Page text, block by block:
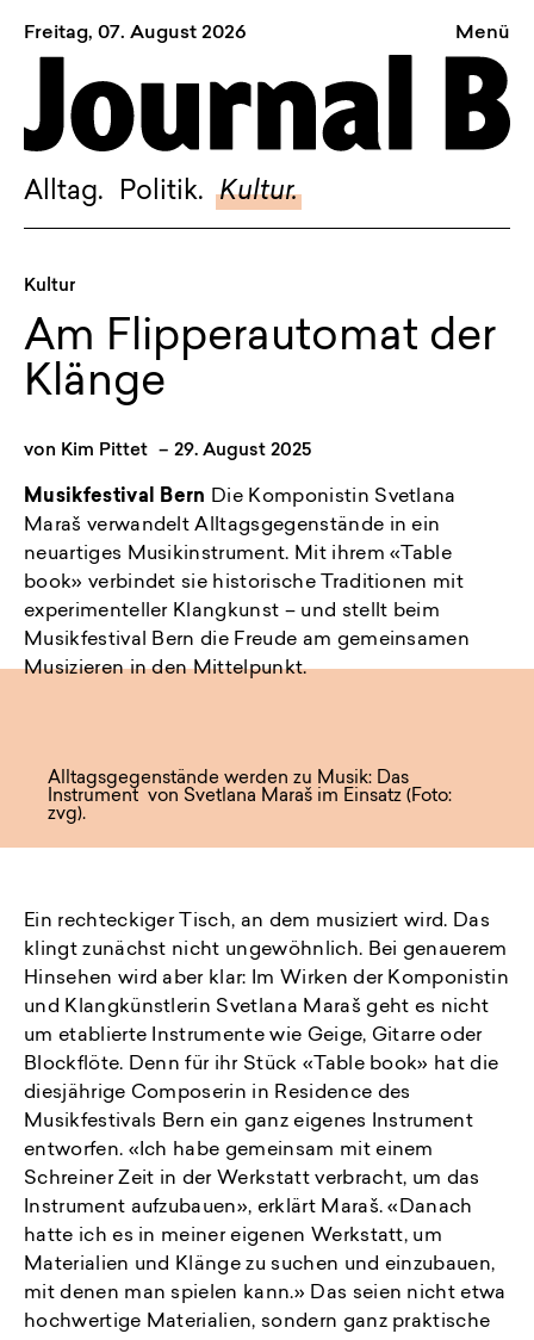
Freitag, 07. August 2026
Alltag. Politik. Kultur.
Menü
Sagt, was Bern bewegt
Alltag.
Politik.
Kultur.
Dossier.
INSTAGRAM
Kultur
Am Flipperautomat der
Klänge
von Kim Pittet – 29. August 2025
Musikfestival Bern Die Komponistin Svetlana
Maraš verwandelt Alltagsgegenstände in ein
neuartiges Musikinstrument. Mit ihrem «Table
book» verbindet sie historische Traditionen mit
experimenteller Klangkunst – und stellt beim
Musikfestival Bern die Freude am gemeinsamen
Musizieren in den Mittelpunkt.
Alltagsgegenstände werden zu Musik: Das
Instrument von Svetlana Maraš im Einsatz (Foto:
zvg).
Ein rechteckiger Tisch, an dem musiziert wird. Das
klingt zunächst nicht ungewöhnlich. Bei genauerem
Hinsehen wird aber klar: Im Wirken der Komponistin
und Klangkünstlerin Svetlana Maraš geht es nicht
um etablierte Instrumente wie Geige, Gitarre oder
Blockflöte. Denn für ihr Stück «Table book» hat die
diesjährige Composerin in Residence des
Musikfestivals Bern ein ganz eigenes Instrument
entworfen. «Ich habe gemeinsam mit einem
Schreiner Zeit in der Werkstatt verbracht, um das
Instrument aufzubauen», erklärt Maraš. «Danach
hatte ich es in meiner eigenen Werkstatt, um
Materialien und Klänge zu suchen und einzubauen,
mit denen man spielen kann.» Das seien nicht etwa
hochwertige Materialien, sondern ganz praktische